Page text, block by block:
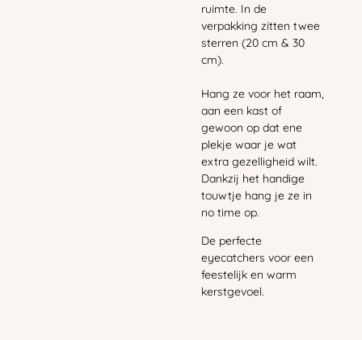
ruimte. In de
verpakking zitten twee
sterren (20 cm & 30
cm).
Hang ze voor het raam,
aan een kast of
gewoon op dat ene
plekje waar je wat
extra gezelligheid wilt.
Dankzij het handige
touwtje hang je ze in
no time op.
De perfecte
eyecatchers voor een
feestelijk en warm
kerstgevoel.